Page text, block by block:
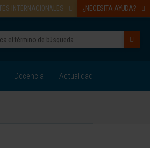
INTERNACIONALES ¿NECESITA AYUDA?
Docencia Actualidad